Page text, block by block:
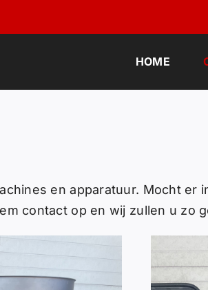
HOME
en apparatuur. Mocht er
contact op en wij zullen u zo